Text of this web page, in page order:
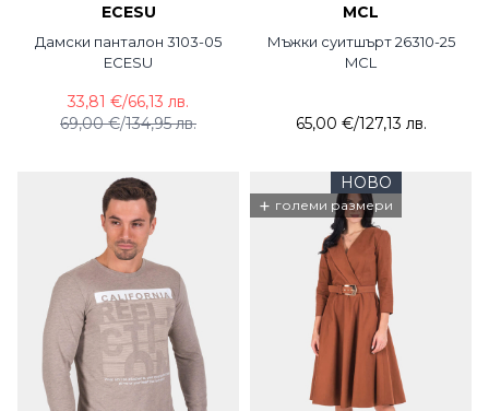
ECESU
Дамски панталон 3103-05
ECESU
69,00 €/134,95 лв.
33,81 €/66,13 лв.
MCL
Мъжки суитшърт 26310-25
MCL
65,00 €/127,13 лв.
НОВО
+ големи размери